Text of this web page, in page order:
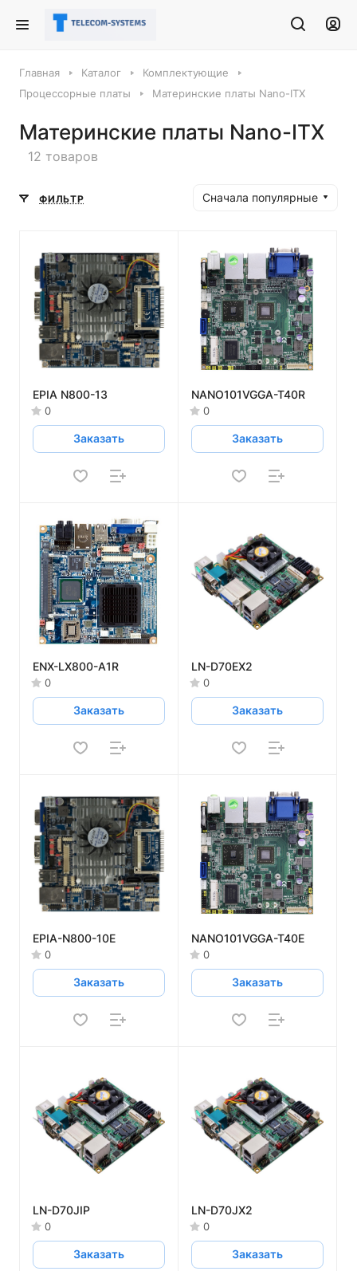
Главная Каталог
Комплектующие
Процессорные платы
Материнские платы Nano-ITX
Материнские платы Nano-ITX
12 товаров
ФИЛЬТР Сначала популярные
EPIA N800-13
0
Заказать
NANO101VGGA-T40R
0
Заказать
ENX-LX800-A1R
0
Заказать
LN-D70EX2
0
Заказать
EPIA-N800-10E
0
Заказать
NANO101VGGA-T40E
0
Заказать
LN-D70JIP
0
Заказать
LN-D70JX2
0
Заказать